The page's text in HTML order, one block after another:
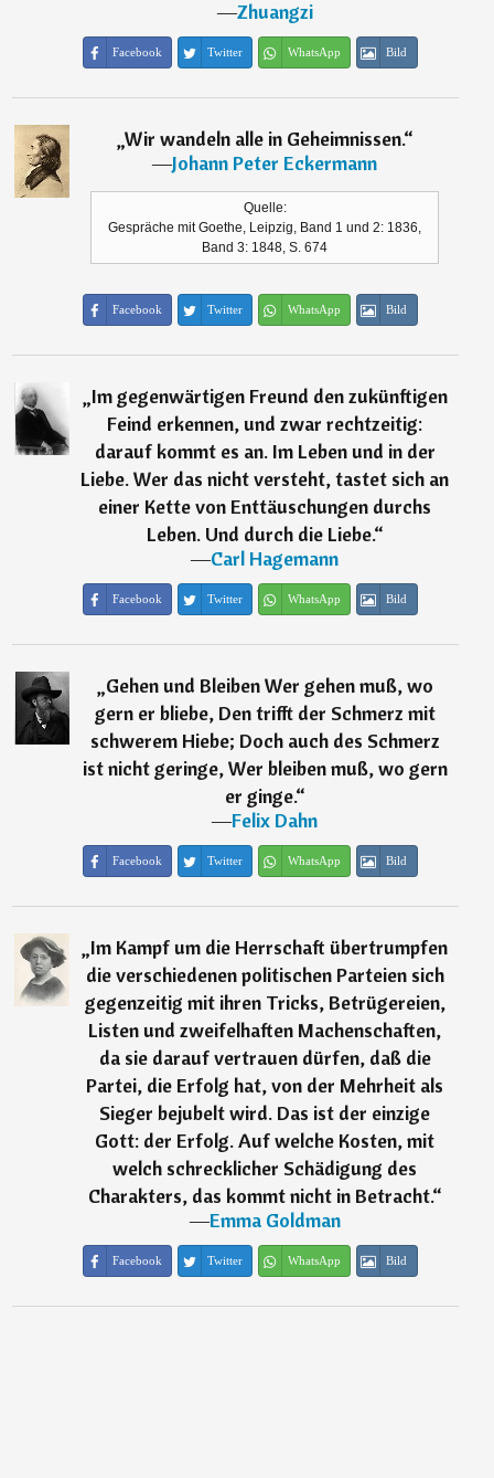
―Zhuangzi
Facebook Twitter WhatsApp Bild
„Wir wandeln alle in Geheimnissen.“
―Johann Peter Eckermann
Quelle:
Gespräche mit Goethe, Leipzig, Band 1 und 2: 1836,
Band 3: 1848, S. 674
Facebook Twitter WhatsApp Bild
„Im gegenwärtigen Freund den zukünftigen
Feind erkennen, und zwar rechtzeitig:
darauf kommt es an. Im Leben und in der
Liebe. Wer das nicht versteht, tastet sich an
einer Kette von Enttäuschungen durchs
Leben. Und durch die Liebe.“
―Carl Hagemann
Facebook Twitter WhatsApp Bild
„Gehen und Bleiben Wer gehen muß, wo
gern er bliebe, Den trifft der Schmerz mit
schwerem Hiebe; Doch auch des Schmerz
ist nicht geringe, Wer bleiben muß, wo gern
er ginge.“
―Felix Dahn
Facebook Twitter WhatsApp Bild
„Im Kampf um die Herrschaft übertrumpfen
die verschiedenen politischen Parteien sich
gegenzeitig mit ihren Tricks, Betrügereien,
Listen und zweifelhaften Machenschaften,
da sie darauf vertrauen dürfen, daß die
Partei, die Erfolg hat, von der Mehrheit als
Sieger bejubelt wird. Das ist der einzige
Gott: der Erfolg. Auf welche Kosten, mit
welch schrecklicher Schädigung des
Charakters, das kommt nicht in Betracht.“
―Emma Goldman
Facebook Twitter WhatsApp Bild